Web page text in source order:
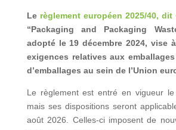
Le règlement européen 2025/40, dit
“Packaging and Packaging
adopté le 19 décembre 2024, vise
exigences relatives aux
d’emballages au sein de l’Union
Le règlement est entré en vigueur
mais ses dispositions seront
août 2026. Celles-ci imposent de